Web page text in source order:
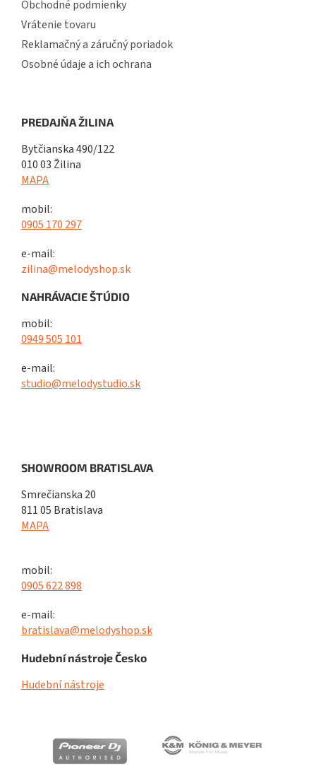
Obchodné podmienky
Vrátenie tovaru
Reklamačný a záručný poriadok
Osobné údaje a ich ochrana
PREDAJŇA ŽILINA
Bytčianska 490/122
010 03 Žilina
MAPA
mobil:
0905 170 297
e-mail:
zilina@melodyshop.sk
NAHRÁVACIE ŠTÚDIO
mobil:
0949 505 101
e-mail:
studio@melodystudio.sk
SHOWROOM BRATISLAVA
Smrečianska 20
811 05 Bratislava
MAPA
mobil:
0905 622 898
e-mail:
bratislava@melodyshop.sk
Hudební nástroje Česko
Hudební nástroje